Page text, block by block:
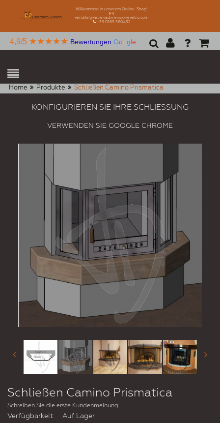
Willkommen in unserem Online-Shop!
vendite@vetreriadimensionevetro.com
+39 0163 560432
4,9/5 ★★★★★ Bewertungen Google
Home Produkte Schließen Camino Prismatica
KONFIGURIEREN SIE IHRE SCHLIESSUNG
VERWENDEN SIE GOOGLE CHROME
Schließen Camino Prismatica
Schreiben Sie die erste Kundenmeinung
Verfügbarkeit:
Auf Lager